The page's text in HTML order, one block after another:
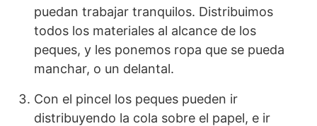
puedan trabajar tranquilos. Distribuimos
todos los materiales al alcance de los
peques, y les ponemos ropa que se pueda
manchar, o un delantal.
Con el pincel los peques pueden ir
distribuyendo la cola sobre el papel, e ir